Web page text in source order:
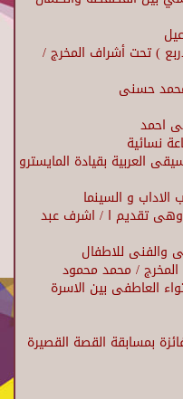
) تحت أشراف المخرج /
محمد حسنى
احمد
نسائية
بقيادة المايسترو
و السينما
وهى تقديم ا / اشرف عبد
والفنى للاطفال
/ محمد محمود
العاطفى بين الاسرة
بمسابقة القصة القصيرة